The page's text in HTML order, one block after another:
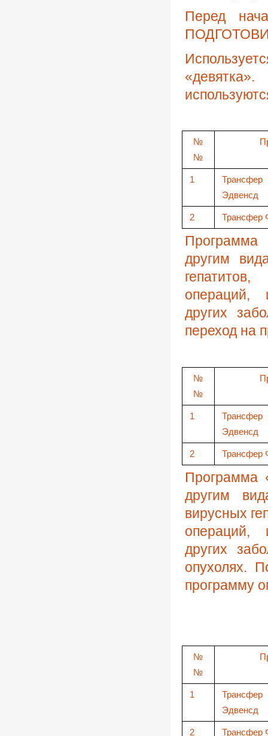
Перед
№
№
1
Эдвенсд
2 Трансфер
Программа
другим
операций,
других
переход на
№
№
1
Эдвенсд
2 Трансфер
Программа
другим
вирусных
операций,
других
опухолях.
программу
№
№
1
Эдвенсд
2 Трансфер